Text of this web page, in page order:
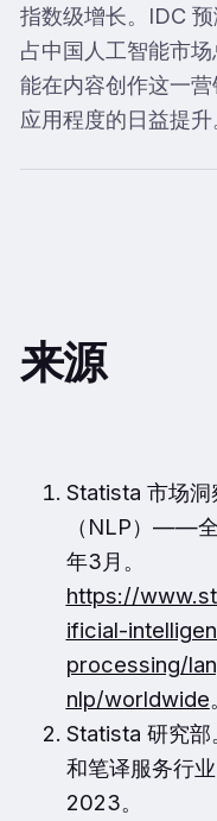
指数级增长。IDC
占中国人工智能市
能在内容创作这一
应用程度的日益提升
来源
Statista 市场洞
（NLP）——
年3月。
https://
ificial-
processing/
nlp/worldwide。
Statista 研究部
和笔译服务行
2023。